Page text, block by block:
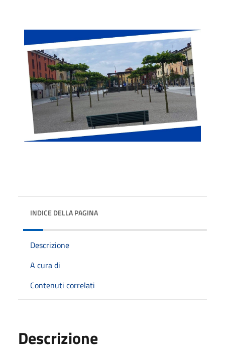
INDICE DELLA PAGINA
Descrizione
A cura di
Contenuti correlati
Descrizione